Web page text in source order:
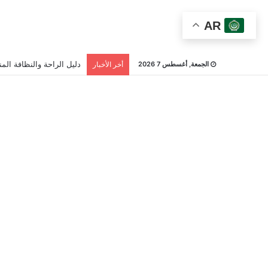
الجمعة, أغسطس 7 2026 أخر الأخبار دليل الراحة والنظافة
AR